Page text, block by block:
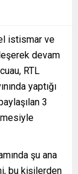
istismar ve
devam
RTL
yaptığı
3
şu ana
bu kişilerden